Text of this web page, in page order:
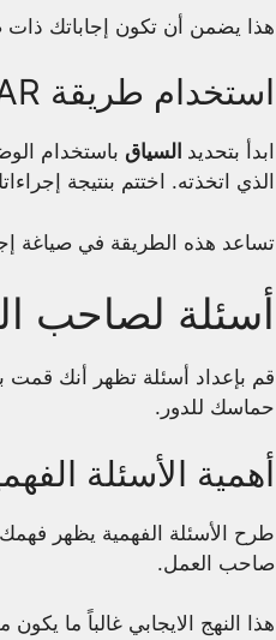
هذا يضمن أن تكون إجاباتك ذات
استخدام طريقة STAR
ابدأ بتحديد السياق باستخدام
الذي اتخذته. اختتم بنتيجة
تساعد هذه الطريقة في صياغة
أسئلة لصاحب
قم بإعداد أسئلة تظهر أنك قمت
حماسك للدور.
أهمية الأسئلة
طرح الأسئلة الفهمية يظهر
صاحب العمل.
هذا النهج الايجابي غالباً ما